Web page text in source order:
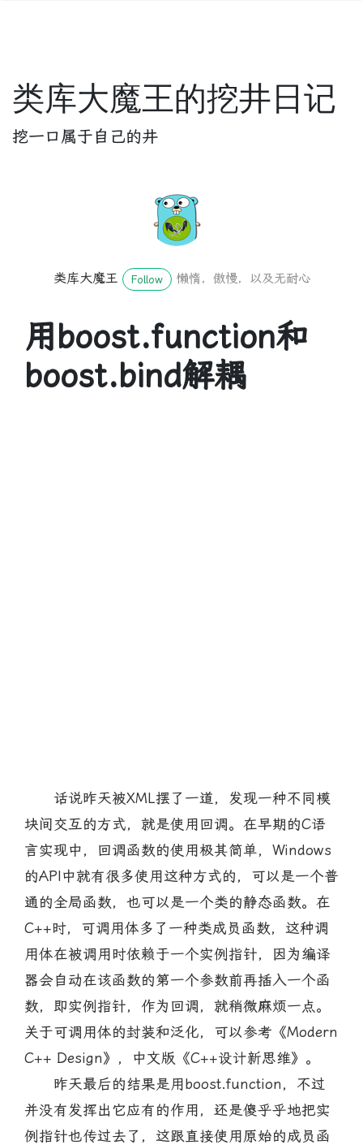
类库大魔王的挖井日记
挖一口属于自己的井
类库大魔王 Follow 懒惰，傲慢，以及无耐心
用boost.function和
boost.bind解耦
话说昨天被XML摆了一道，发现一种不同模
块间交互的方式，就是使用回调。在早期的C语
言实现中，回调函数的使用极其简单，Windows
的API中就有很多使用这种方式的，可以是一个普
通的全局函数，也可以是一个类的静态函数。在
C++时，可调用体多了一种类成员函数，这种调
用体在被调用时依赖于一个实例指针，因为编译
器会自动在该函数的第一个参数前再插入一个函
数，即实例指针，作为回调，就稍微麻烦一点。
关于可调用体的封装和泛化，可以参考《Modern
C++ Design》，中文版《C++设计新思维》。
昨天最后的结果是用boost.function，不过
并没有发挥出它应有的作用，还是傻乎乎地把实
例指针也传过去了，这跟直接使用原始的成员函